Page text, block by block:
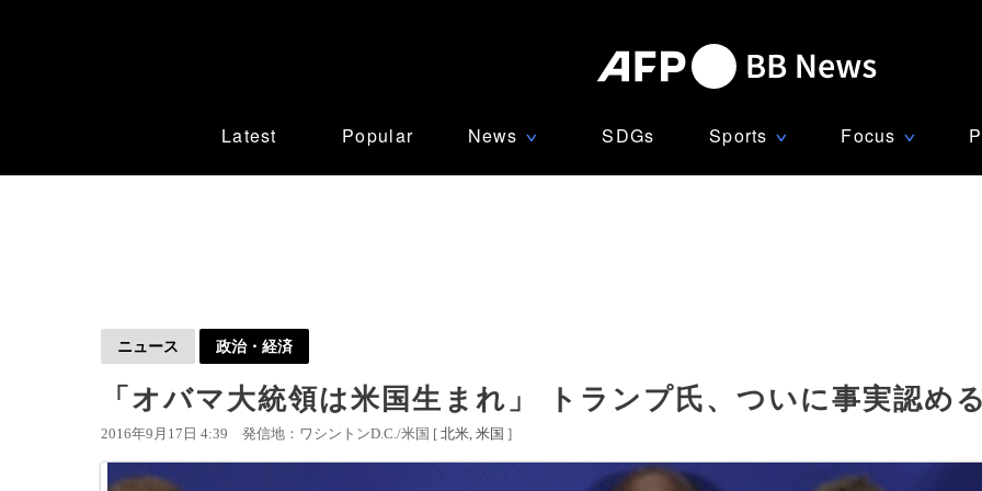
Latest Popular News ∨ SDGs Sports ∨ Focus ∨
ニュース 政治・経済
「オバマ大統領は米国生まれ」 トランプ氏、ついに事実認める
2016年9月17日 4:39 発信地：ワシントンD.C./米国 [ 北米 米国 ]